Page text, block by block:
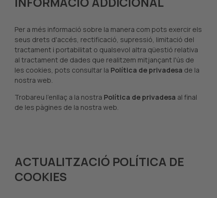
Per a més informació sobre la manera com pots exercir els
seus drets d'accés, rectificació, supressió, limitació del
tractament i portabilitat o qualsevol altra qüestió relativa
al tractament de dades que realitzem mitjançant l'ús de
les cookies, pots consultar la Política de privadesa de la
nostra web.
Trobareu l'enllaç a la nostra Política de privadesa al final
de les pàgines de la nostra web.
ACTUALITZACIÓ POLÍTICA DE
COOKIES